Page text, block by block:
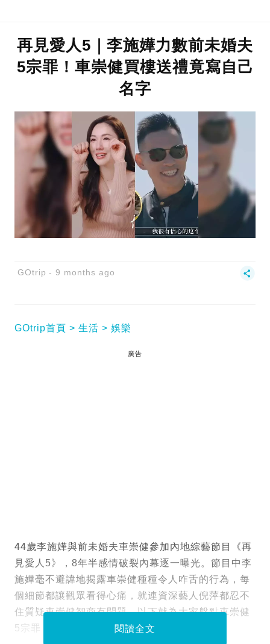
再見愛人5｜李施嬅力數前未婚夫
5宗罪！車崇健買樓送禮竟寫自己
名字
GOtrip 9 months ago
GOtrip首頁 生活 娛樂
廣告
44歲李施嬅與前未婚夫車崇健參加內地綜藝節目《再
見愛人5》，8年半感情破裂內幕逐一曝光。節目中李
施嬅毫不避諱地揭露車崇健種種令人咋舌的行為，每
個細節都讓觀眾看得心痛，就連資深藝人倪萍都忍不
住質疑車崇健智商有問題，以下就為大家盤點車崇健
5宗罪！
閱讀全文